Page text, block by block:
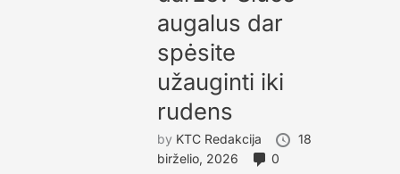
augalus dar
spėsite
užauginti iki
rudens
by KTC Redakcija
18
birželio, 2026
0